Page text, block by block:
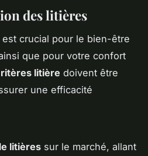
des litières
est crucial pour le bien-être
que pour votre confort
litière doivent être
une efficacité
litières sur le marché, allant